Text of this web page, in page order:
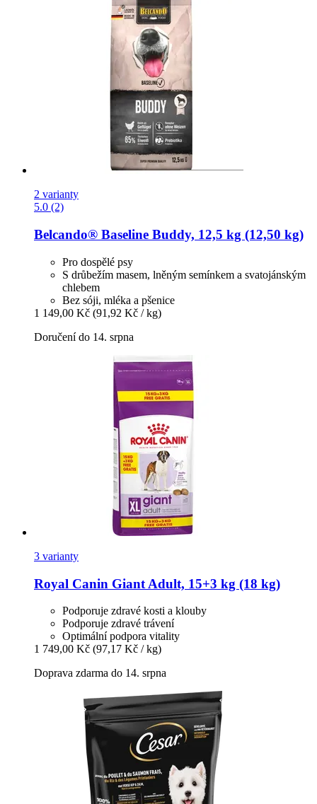
2 varianty
5.0 (2)
Belcando® Baseline Buddy, 12,5 kg (12,50 kg)
Pro dospělé psy
S drůbežím masem, lněným semínkem a svatojánským
chlebem
Bez sóji, mléka a pšenice
1 149,00 Kč (91,92 Kč / kg)
Doručení do 14. srpna
3 varianty
Royal Canin Giant Adult, 15+3 kg (18 kg)
Podporuje zdravé kosti a klouby
Podporuje zdravé trávení
Optimální podpora vitality
1 749,00 Kč (97,17 Kč / kg)
Doprava zdarma do 14. srpna